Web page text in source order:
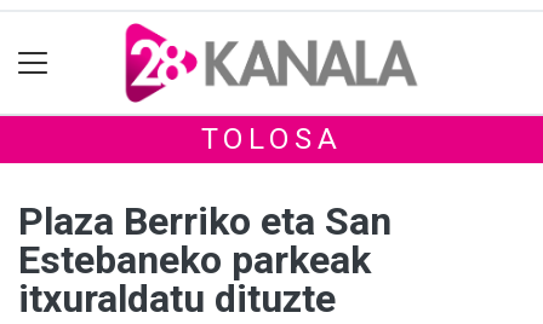
TOLOSA
Plaza Berriko eta San
Estebaneko parkeak
itxuraldatu dituzte